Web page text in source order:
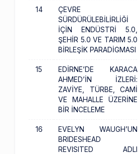
14
ÇEVRE
SÜRDÜRÜLEBİLİRLİĞİ
İÇİN ENDÜSTRİ 5.0,
ŞEHİR 5.0 VE TARIM 5.0
BİRLEŞİK PARADİGMASI
15
EDİRNE’DE KARACA
AHMED’İN İZLERİ:
ZAVİYE, TÜRBE, CAMİ
VE MAHALLE ÜZERİNE
BİR İNCELEME
16
EVELYN WAUGH’UN
BRIDESHEAD
REVISITED ADLI